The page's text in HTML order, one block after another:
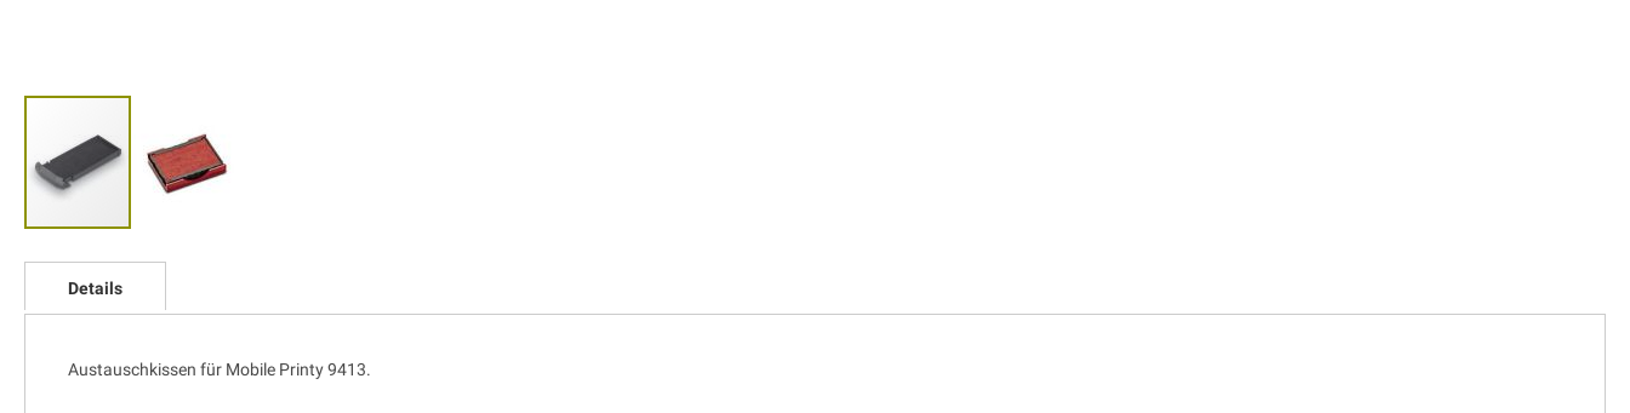
Anfang
Bildgalerie
Details
Austauschkissen für Mobile Printy 9413.